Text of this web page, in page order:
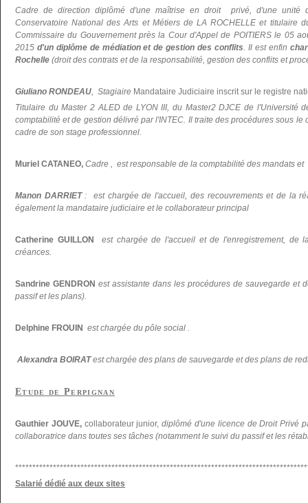
Cadre de direction diplômé d'une maîtrise en droit privé, d'une unité
Conservatoire National des Arts et Métiers de LA ROCHELLE et titulaire
Commissaire du Gouvernement près la Cour d'Appel de POITIERS le 05
2015 d'un diplôme de médiation et de gestion des conflits. Il est enfin
Rochelle (droit des contrats et de la responsabilité, gestion des conflits et
Giuliano RONDEAU, Stagiaire Mandataire Judiciaire inscrit sur le registre
Titulaire du Master 2 ALED de LYON III, du Master2 DJCE de l'Université
comptabilité et de gestion délivré par l'INTEC. Il traite des procédures sous
cadre de son stage professionnel.
Muriel CATANEO, Cadre , est responsable de la comptabilité des mandats et
Manon DARRIET: est chargée de l'accueil, des recouvrements et de la
également la mandataire judiciaire et le collaborateur principal
Catherine GUILLON
est chargée de l'accueil et de l'enregistrement, de
créances.
Sandrine GENDRON est assistante dans les procédures de sauvegarde et
passif et les plans).
Delphine FROUIN est chargée du pôle social .
Alexandra BOIRAT est chargée des plans de sauvegarde et des plans de
Etude de Perpignan
Gauthier JOUVE, collaborateur junior, diplômé d'une licence de Droit Privé
collaboratrice dans toutes ses tâches (notamment le suivi du passif et les
Salarié dédié aux deux sites